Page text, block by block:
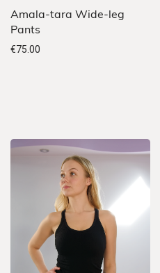
Sellel
tootel
on
Amala-tara Wide-leg
Pants
€75.00